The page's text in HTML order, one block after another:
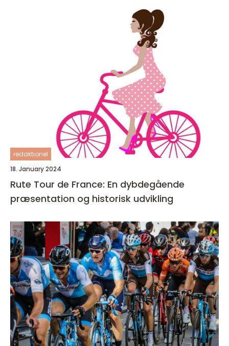
redaktionel
18. January 2024
Rute Tour de France: En dybdegående
præsentation og historisk udvikling